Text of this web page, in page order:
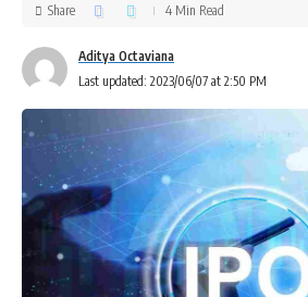
Last updated: 2023/06/07 at 2:50 PM
Aditya Octaviana
Share 4 Min Read